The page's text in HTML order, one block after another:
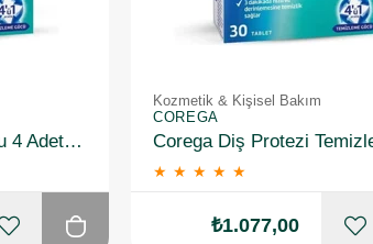
Corega 3 Dakikada 30'lu 4 Adet Protez Temizleme Tableti
Kozmetik & Kişisel Bakım
COREGA
★ ★ ★ ★ ★
₺1.077,00